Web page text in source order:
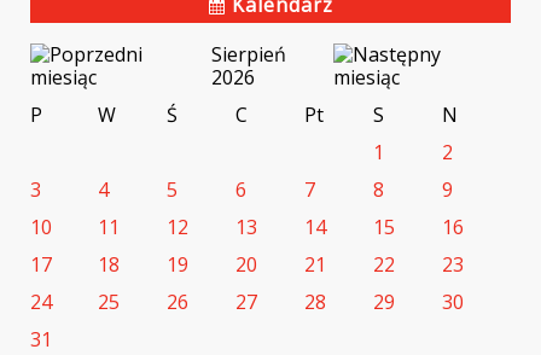
Sierpień
2026
P
W Ś C Pt S
N
1
2
3
4 5 6 7 8
9
10
11 12 13 14 15
16
17
18 19 20 21 22
23
24
25 26 27 28 29
30
31